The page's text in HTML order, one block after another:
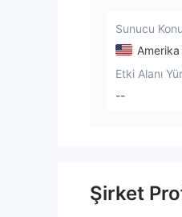
Sunucu
Etki Alanı
--
Şirket